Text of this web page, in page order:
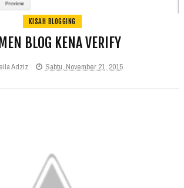
KISAH BLOGGING
BLOG KENA VERIFY
Adziz Sabtu, November 21, 2015